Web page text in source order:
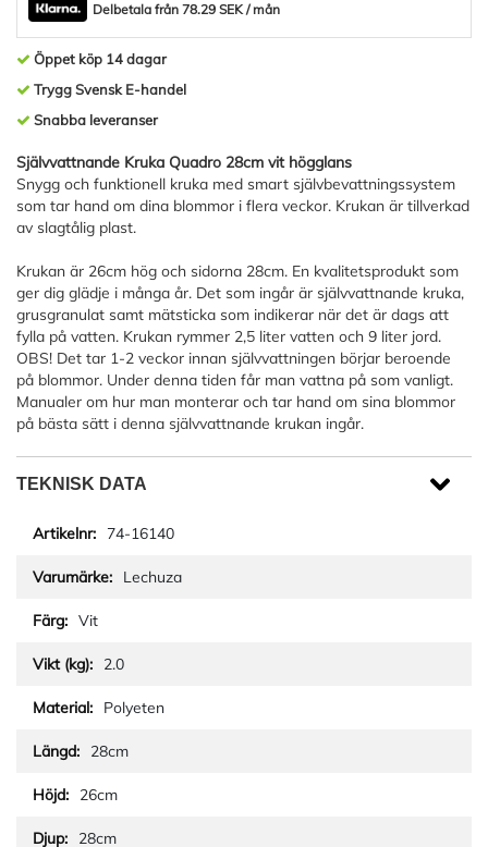
Delbetala från 78.29 SEK / mån
Öppet köp 14 dagar
Trygg Svensk E-handel
Snabba leveranser
Självvattnande Kruka Quadro 28cm vit högglans
Snygg och funktionell kruka med smart självbevattningssystem
som tar hand om dina blommor i flera veckor. Krukan är tillverkad
av slagtålig plast.
Krukan är 26cm hög och sidorna 28cm. En kvalitetsprodukt som
ger dig glädje i många år. Det som ingår är självvattnande kruka,
grusgranulat samt mätsticka som indikerar när det är dags att
fylla på vatten. Krukan rymmer 2,5 liter vatten och 9 liter jord.
OBS! Det tar 1-2 veckor innan självvattningen börjar beroende
på blommor. Under denna tiden får man vattna på som vanligt.
Manualer om hur man monterar och tar hand om sina blommor
på bästa sätt i denna självvattnande krukan ingår.
TEKNISK DATA
74-16140
Lechuza
Vit
2.0
Polyeten
28cm
26cm
28cm